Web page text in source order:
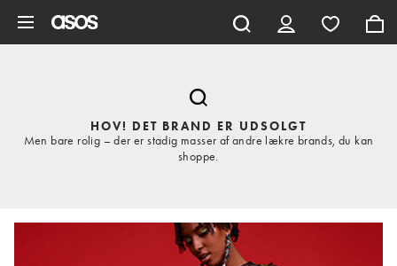
HOV! DET BRAND ER UDSOLGT
Men bare rolig – der er stadig masser af andre lækre brands, du kan
shoppe.